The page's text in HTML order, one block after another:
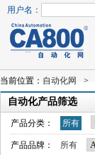
用户名：
当前位置： 自动化网 >
自动化产品筛选
产品分类： 所有
产品品牌： 所有